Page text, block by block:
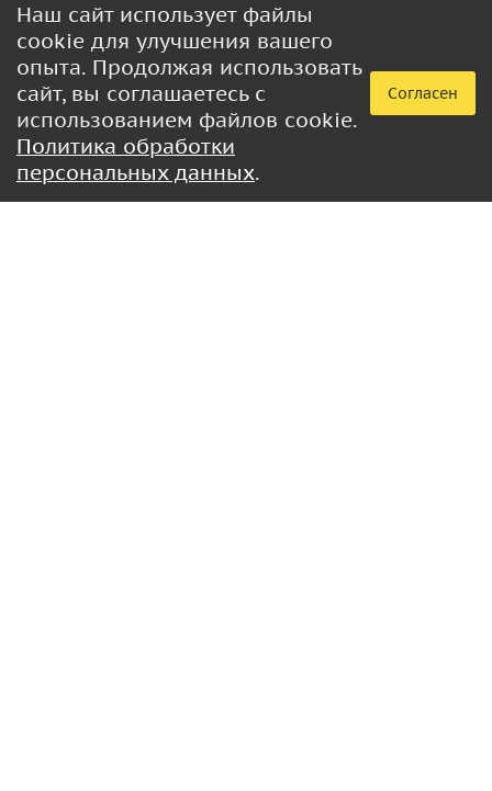
Наш сайт использует файлы
cookie для улучшения вашего
опыта. Продолжая использовать
сайт, вы соглашаетесь с
использованием файлов cookie.
Политика обработки
персональных данных.
Согласен